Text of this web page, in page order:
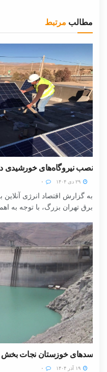
مطالب مرتبط
نصب نیروگاه‌های خورشیدی در ۳۰ مدرسه شهر
به گزارش اقتصاد انرژی آنلاین
برق تهران بزرگ، با توجه به
سدهای خوزستان نجات